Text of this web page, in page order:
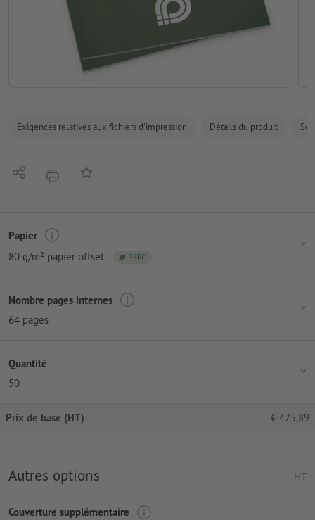
Exigences relatives aux fichiers d'impression Détails du produit
PartagerimprimerAjouter à liste d'article
Papier
80 g/m² papier offset
PEFC
Nombre pages internes
64 pages
Quantité
50
Prix de base (HT) € 475,89
Autres options HT
Couverture supplémentaire